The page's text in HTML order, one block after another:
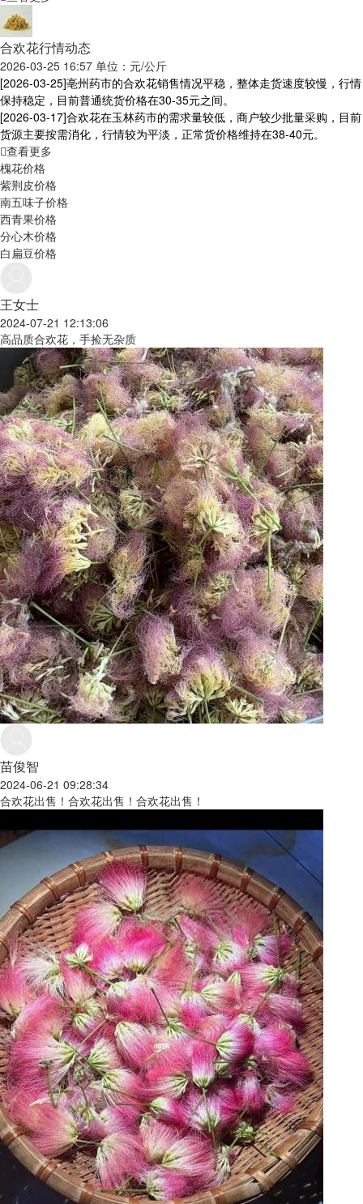
合欢花行情动态
2026-03-25 16:57 单位：元/公斤
[2026-03-25]亳州药市的合欢花销售情况平稳，整体走货速度较慢，行情
保持稳定，目前普通统货价格在30-35元之间。
[2026-03-17]合欢花在玉林药市的需求量较低，商户较少批量采购，目前
货源主要按需消化，行情较为平淡，正常货价格维持在38-40元。
查看更多
槐花价格
紫荆皮价格
南五味子价格
西青果价格
分心木价格
白扁豆价格
王女士
2024-07-21 12:13:06
高品质合欢花，手捡无杂质
苗俊智
2024-06-21 09:28:34
合欢花出售！合欢花出售！合欢花出售！